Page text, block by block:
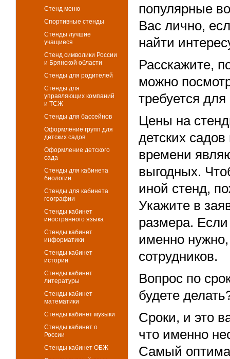
Стенд меню
Спортивные стенды
Стенды лучшие
учащиеся
Стенд символики России
и Брянской области
Стенды для родителей
Стенды для
управляющих компаний
и ТСЖ
Стенды для бассейнов
Оформление групп для
детских садов
Оформление детского
сада
Стенды для кабинета
биологии
Стенды для кабинета
географии
Стенды кабинет
иностранного языка
Стенды кабинет
информатики
Стенды кабинет
истории
Стенды кабинет
литературы
Стенды кабинет
математики
Стенды кабинет музыки
Стенды кабинет о
России
Стенды кабинет ОБЖ
популярные
Вас лично,
найти
Расскажите,
можно
требуется для
Цены на
детских
времени
выгодных.
иной стенд,
Укажите в
размера.
именно нужно,
сотрудников.
Вопрос по
будете
Сроки, и это
что именно
Самый